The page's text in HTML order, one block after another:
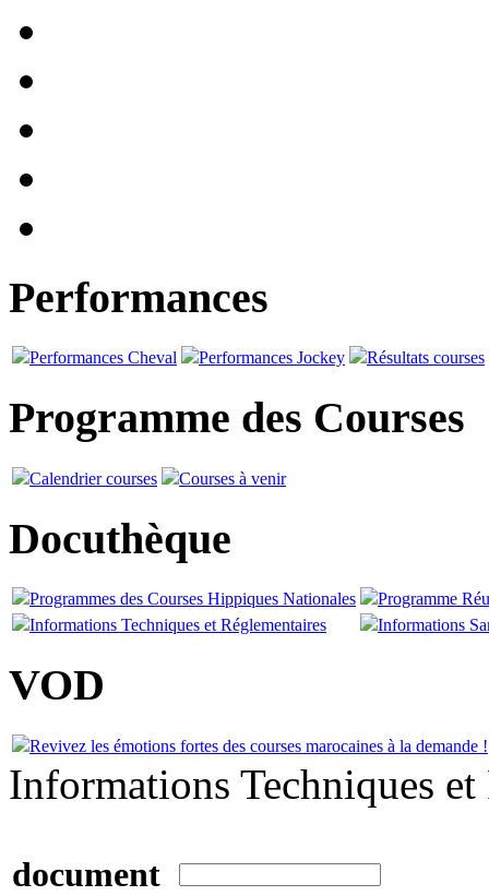
Performances
Performances Cheval Performances Jockey Résultats courses
Programme des Courses
Calendrier courses Courses à venir
Docuthèque
Programmes des Courses Hippiques Nationales
Programme
Informations Techniques et Réglementaires
Informations
VOD
Revivez les émotions fortes des courses marocaines à la demande !
Informations Techniques et
document